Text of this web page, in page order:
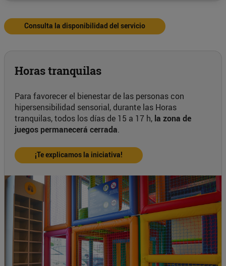
Consulta la disponibilidad del servicio
Horas tranquilas
Para favorecer el bienestar de las personas con
hipersensibilidad sensorial, durante las Horas
tranquilas, todos los días de 15 a 17 h, la zona de
juegos permanecerá cerrada.
¡Te explicamos la iniciativa!